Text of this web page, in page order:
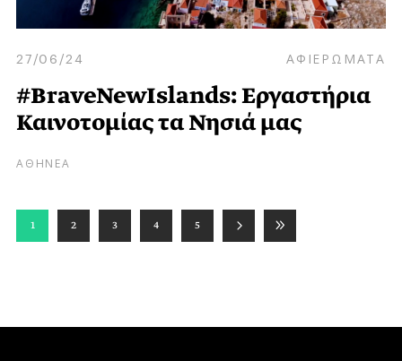
27/06/24 ΑΦΙΕΡΩΜΑΤΑ
#BraveNewIslands: Εργαστήρια
Καινοτομίας τα Νησιά μας
ΑΘΗΝΕΑ
1 2 3 4 5